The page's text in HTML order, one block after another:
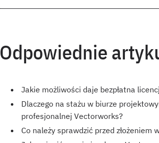
Odpowiednie
Jakie możliwości daje bezpłatna
Dlaczego na stażu w biurze
profesjonalnej Vectorworks?
Co należy sprawdzić przed złożeniem